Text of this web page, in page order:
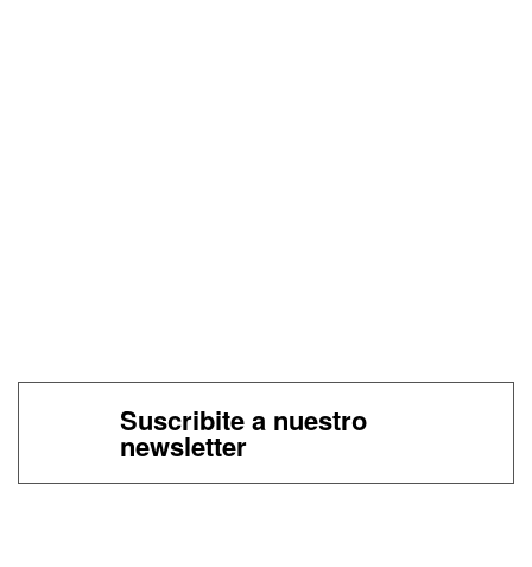
Suscribite a nuestro
newsletter